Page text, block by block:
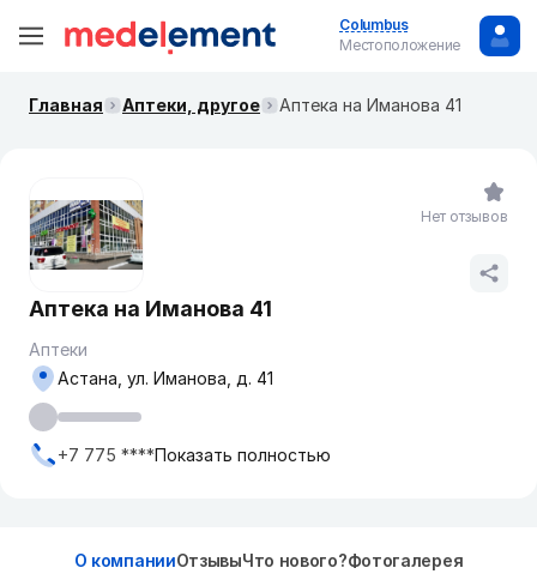
Columbus
Местоположение
Главная Аптеки, другое Аптека на Иманова 41
Аптека на Иманова 41
Аптеки
Астана, ул. Иманова, д. 41
+7 775 ****Показать полностью
Нет отзывов
О компанииОтзывыЧто нового?Фотогалерея